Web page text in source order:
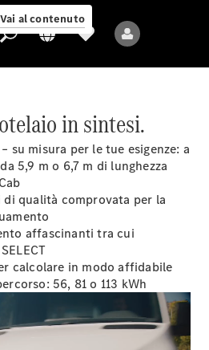
Vai al contenuto
in sintesi.
su misura per le tue esigenze: a
5,9 m o 6,7 m di lunghezza
qualità comprovata per la
affascinanti tra cui
calcolare in modo affidabile
56, 81 o 113 kWh